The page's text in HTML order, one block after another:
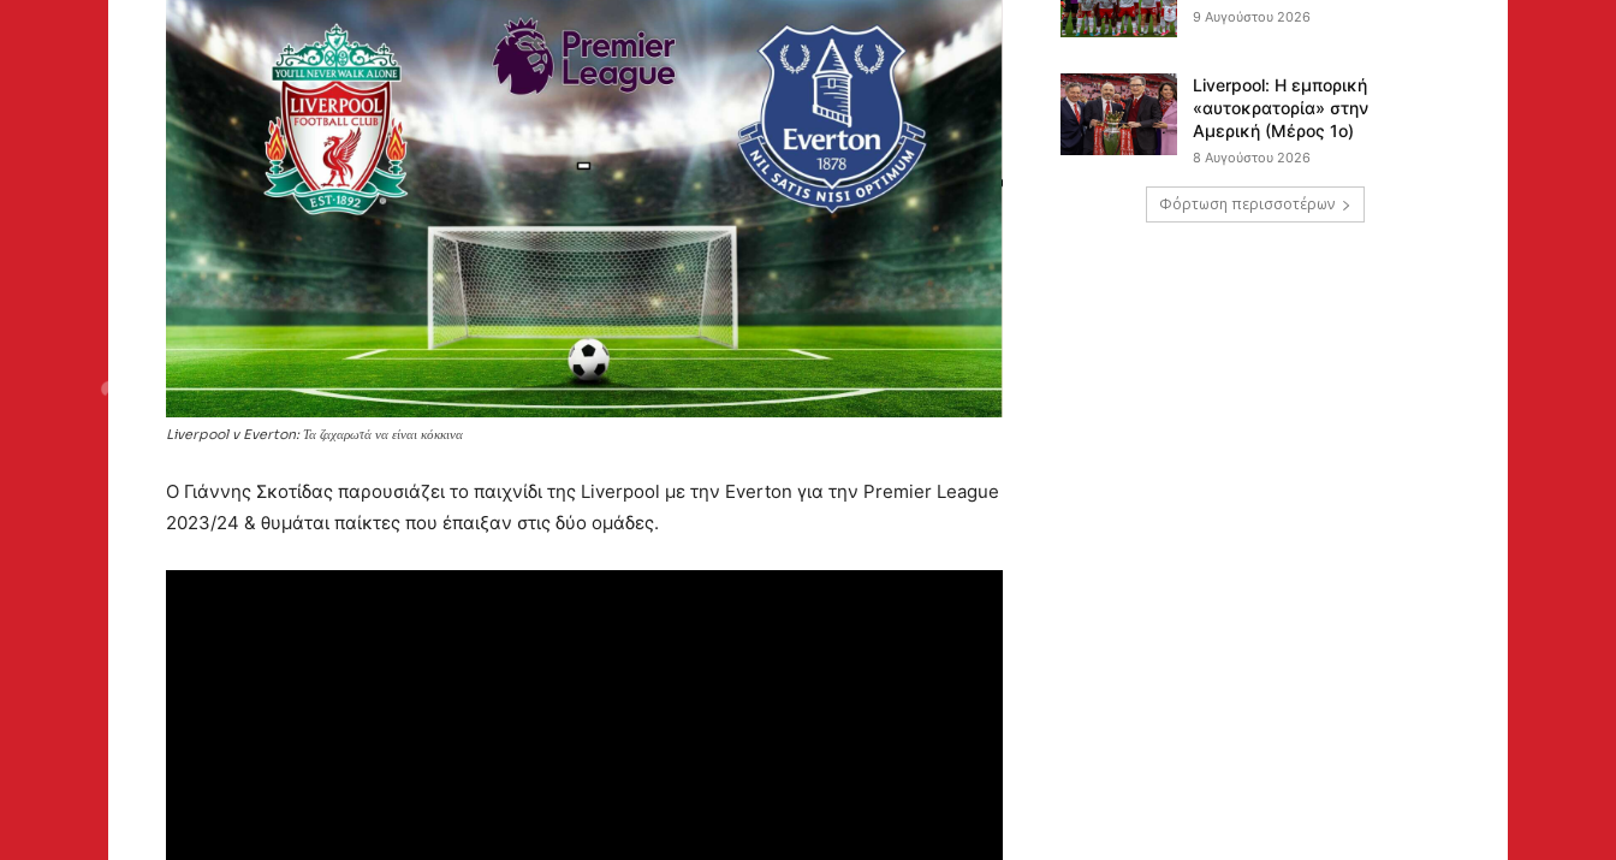
Liverpool v Everton: Τα ζαχαρωτά να είναι κόκκινα
Ο Γιάννης Σκοτίδας παρουσιάζει το παιχνίδι της Liverpool με την Everton για την Premier League
2023/24 & θυμάται παίκτες που έπαιξαν στις δύο ομάδες.
9 Αυγούστου 2026
Liverpool: Η εμπορική
«αυτοκρατορία» στην
Αμερική (Μέρος 1ο)
8 Αυγούστου 2026
Φόρτωση περισσοτέρων